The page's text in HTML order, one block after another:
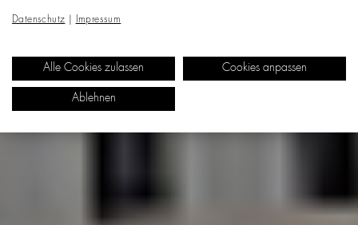
Datenschutz Impressum
Alle Cookies zulassen Cookies anpassen
Ablehnen